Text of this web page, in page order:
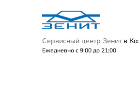
Сервисный центр Зенит в
Ежедневно с 9:00 до 21:00